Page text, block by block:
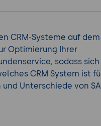
CRM-Systeme auf dem
Optimierung Ihrer
sodass sich
CRM System ist
Unterschiede von